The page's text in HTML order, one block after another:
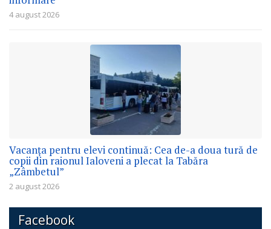
4 august 2026
Vacanța pentru elevi continuă: Cea de-a doua tură de
copii din raionul Ialoveni a plecat la Tabăra
„Zâmbetul”
2 august 2026
Facebook